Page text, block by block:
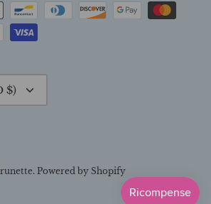
$)
. Powered by Shopify